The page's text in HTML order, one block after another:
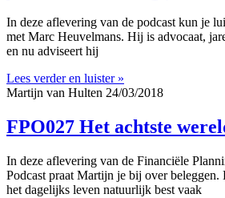
In deze aflevering van de podcast kun je
met Marc Heuvelmans. Hij is advocaat,
en nu adviseert hij
Lees verder en luister »
Martijn van Hulten 24/03/2018
FPO027 Het achtste
In deze aflevering van de Financiële
Podcast praat Martijn je bij over beleggen.
het dagelijks leven natuurlijk best vaak